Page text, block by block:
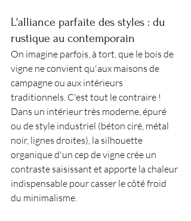
L'alliance parfaite des styles : du
rustique au contemporain
On imagine parfois, à tort, que le bois de
vigne ne convient qu'aux maisons de
campagne ou aux intérieurs
traditionnels. C'est tout le contraire !
Dans un intérieur très moderne, épuré
ou de style industriel (béton ciré, métal
noir, lignes droites), la silhouette
organique d'un cep de vigne crée un
contraste saisissant et apporte la chaleur
indispensable pour casser le côté froid
du minimalisme.